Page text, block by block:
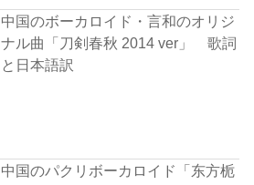
中国のボーカロイド・言和のオリジ
ナル曲「刀剣春秋 2014 ver」 歌詞
と日本語訳
中国のパクリボーカロイド「东方栀